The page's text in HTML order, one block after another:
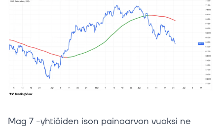
Mag 7 -yhtiöiden ison painoarvon vuoksi ne